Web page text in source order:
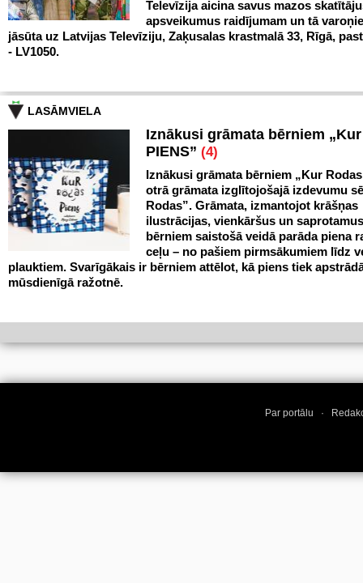
Televīzija aicina savus mazos
apsveikumus raidījumam un tā
jāsūta uz Latvijas Televīziju, Zaķusalas krastmalā 33, Rīgā,
- LV1050.
LASĀMVIELA
Iznākusi grāmata bērniem
PIENS” (4)
Iznākusi grāmata bērniem „Kur
otrā grāmata izglītojošajā izdevumu
Rodas”. Grāmata, izmantojot krāšņas
ilustrācijas, vienkāršus un
bērniem saistošā veidā parāda piena
ceļu – no pašiem pirmsākumiem līdz
plauktiem. Svarīgākais ir bērniem attēlot, kā piens tiek
mūsdienīgā ražotnē.
Par portālu ·